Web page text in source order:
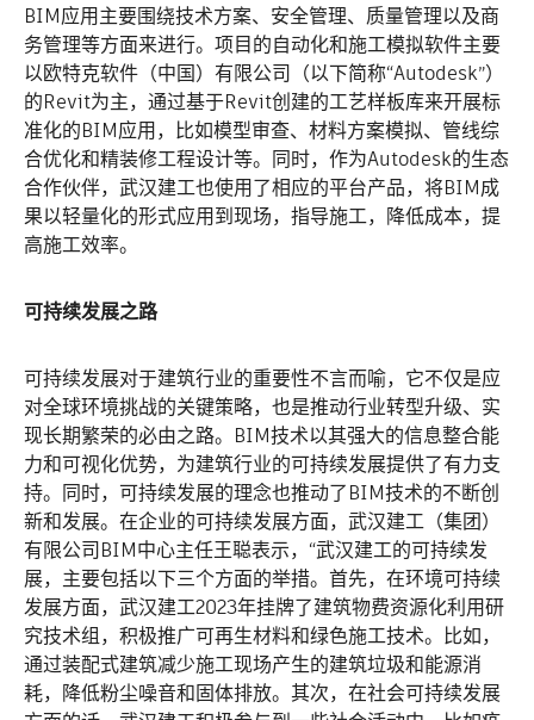
BIM应用主要围绕技术方案、安全管理、质量管理以及商
务管理等方面来进行。项目的自动化和施工模拟软件主要
以欧特克软件（中国）有限公司（以下简称“Autodesk”）
的Revit为主，通过基于Revit创建的工艺样板库来开展标
准化的BIM应用，比如模型审查、材料方案模拟、管线综
合优化和精装修工程设计等。同时，作为Autodesk的生态
合作伙伴，武汉建工也使用了相应的平台产品，将BIM成
果以轻量化的形式应用到现场，指导施工，降低成本，提
高施工效率。
可持续发展之路
可持续发展对于建筑行业的重要性不言而喻，它不仅是应
对全球环境挑战的关键策略，也是推动行业转型升级、实
现长期繁荣的必由之路。BIM技术以其强大的信息整合能
力和可视化优势，为建筑行业的可持续发展提供了有力支
持。同时，可持续发展的理念也推动了BIM技术的不断创
新和发展。在企业的可持续发展方面，武汉建工（集团）
有限公司BIM中心主任王聪表示，“武汉建工的可持续发
展，主要包括以下三个方面的举措。首先，在环境可持续
发展方面，武汉建工2023年挂牌了建筑物费资源化利用研
究技术组，积极推广可再生材料和绿色施工技术。比如，
通过装配式建筑减少施工现场产生的建筑垃圾和能源消
耗，降低粉尘噪音和固体排放。其次，在社会可持续发展